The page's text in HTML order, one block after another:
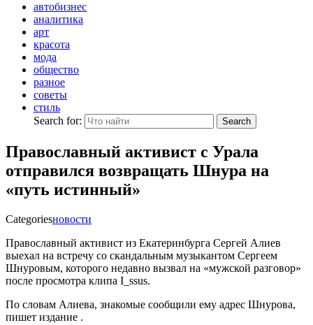
автобизнес
аналитика
арт
красота
мода
общество
разное
советы
стиль
Search for:
Search
Православный активист с Урала
отправился возвращать Шнура на
«путь истинный»
Categoriesновости
Православный активист из Екатеринбурга Сергей Алиев
выехал на встречу со скандальным музыкантом Сергеем
Шнуровым, которого недавно вызвал на «мужской разговор»
после просмотра клипа I_ssus.
По словам Алиева, знакомые сообщили ему адрес Шнурова,
пишет издание .